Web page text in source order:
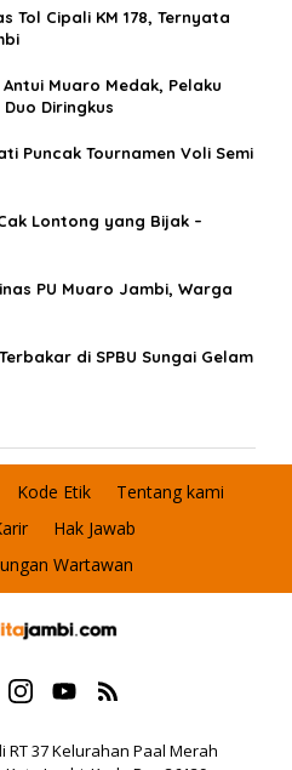
Tol Cipali KM 178, Ternyata
Muaro Medak, Pelaku
Diringkus
Puncak Tournamen Voli Semi
Lontong yang Bijak –
PU Muaro Jambi, Warga
di SPBU Sungai Gelam
Kode Etik
Tentang kami
Hak Jawab
Wartawan
RT 37 Kelurahan Paal Merah